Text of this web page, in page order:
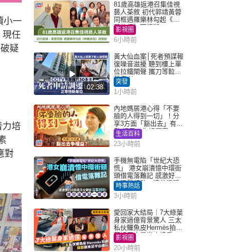
小一
現任
疑
力培
對
81歲高雄返港召集佳視
藝人茶敘 初代郭靖黃蓉
同框遇羅樂林勾起《神
鵰俠侶》回憶殺
影視圈
6小時前
02:38
黃大仙血案│死者預謀報
復噪音滋擾 聽到樓上單
位拉鐵閘聲 攜刀等𨋢伏
擊傷者
突發
1小時前
內地媽居港心得「不要
臉的人得到一切」！分
享3方面「豁出去」有著
數 網民：你好厲害
生活百科
23小時前
手機無電陷「世紀大恐
慌」 港女崩潰憶中環街
頭借電落難記 感激好心
人溫馨相助：這份溫暖
記一輩子｜Juicy叮
時事熱話
3小時前
愛回家大結局｜7大綠葉
身家過億背景驚人 三太
私伙鱷魚皮Hermès拍劇
蘇姐原來是半山樓后
影視圈
20小時前